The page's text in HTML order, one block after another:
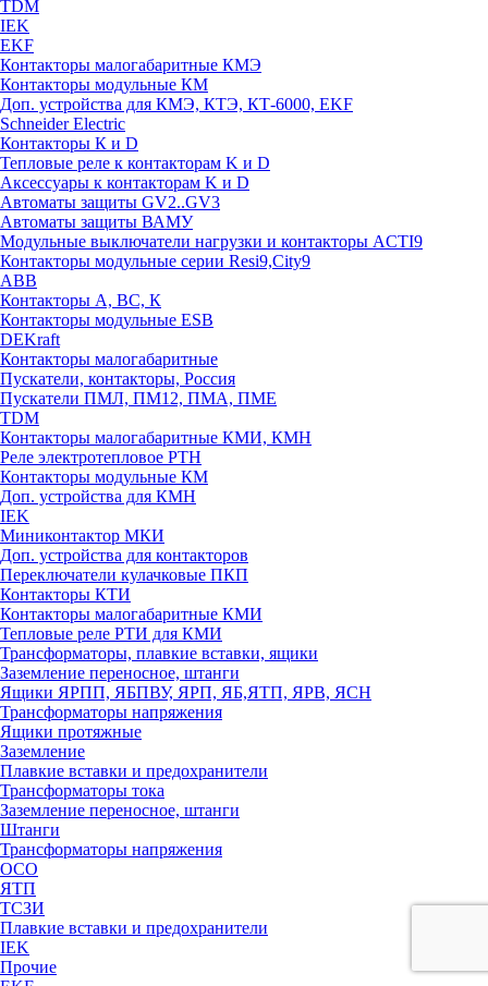
TDM
IEK
EKF
Контакторы малогабаритные КМЭ
Контакторы модульные КМ
Доп. устройства для КМЭ, КТЭ, КТ-6000, EKF
Schneider Electric
Контакторы К и D
Тепловые реле к контакторам K и D
Аксессуары к контакторам K и D
Автоматы защиты GV2..GV3
Автоматы защиты ВАМУ
Модульные выключатели нагрузки и контакторы ACTI9
Контакторы модульные серии Resi9,City9
ABB
Контакторы А, ВС, К
Контакторы модульные ESB
DEKraft
Контакторы малогабаритные
Пускатели, контакторы, Россия
Пускатели ПМЛ, ПМ12, ПМА, ПМЕ
TDM
Контакторы малогабаритные КМИ, КМН
Реле электротепловое РТН
Контакторы модульные КМ
Доп. устройства для КМН
IEK
Миниконтактор МКИ
Доп. устройства для контакторов
Переключатели кулачковые ПКП
Контакторы КТИ
Контакторы малогабаритные КМИ
Тепловые реле РTИ для КМИ
Трансформаторы, плавкие вставки, ящики
Заземление переносное, штанги
Ящики ЯРПП, ЯБПВУ, ЯРП, ЯБ,ЯТП, ЯРВ, ЯСН
Трансформаторы напряжения
Ящики протяжные
Заземление
Плавкие вставки и предохранители
Трансформаторы тока
Заземление переносное, штанги
Штанги
Трансформаторы напряжения
ОСО
ЯТП
ТСЗИ
Плавкие вставки и предохранители
IEK
Прочие